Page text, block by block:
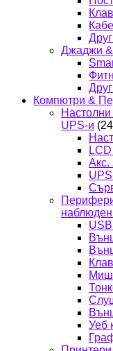
Джаджи &
Компютри &
UPS-и
Акс.
Уеб